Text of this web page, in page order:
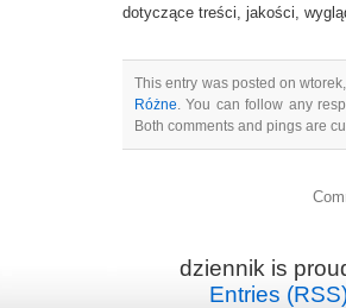
dotyczące treści, jakości,
This entry was posted on
Różne. You can follow any
Both comments and pings are
dziennik is
Entries